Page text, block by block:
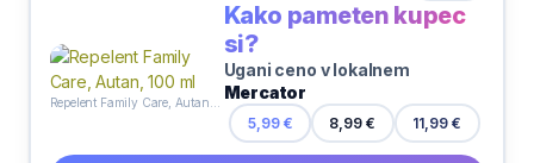
Kako pameten kupec
si?
Ugani ceno v lokalnem
Mercator
5,99 € 8,99 € 11,99 €